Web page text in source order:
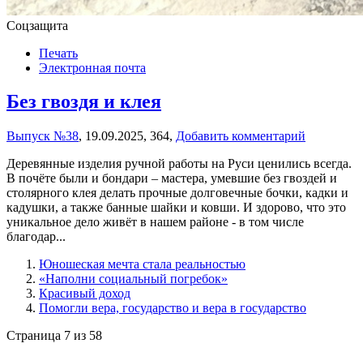
Соцзащита
Печать
Электронная почта
Без гвоздя и клея
Выпуск №38, 19.09.2025, 364, Добавить комментарий
Деревянные изделия ручной работы на Руси ценились всегда.
В почёте были и бондари – мастера, умевшие без гвоздей и
столярного клея делать прочные долговечные бочки, кадки и
кадушки, а также банные шайки и ковши. И здорово, что это
уникальное дело живёт в нашем районе - в том числе
благодар...
Юношеская мечта стала реальностью
«Наполни социальный погребок»
Красивый доход
Помогли вера, государство и вера в государство
Страница 7 из 58